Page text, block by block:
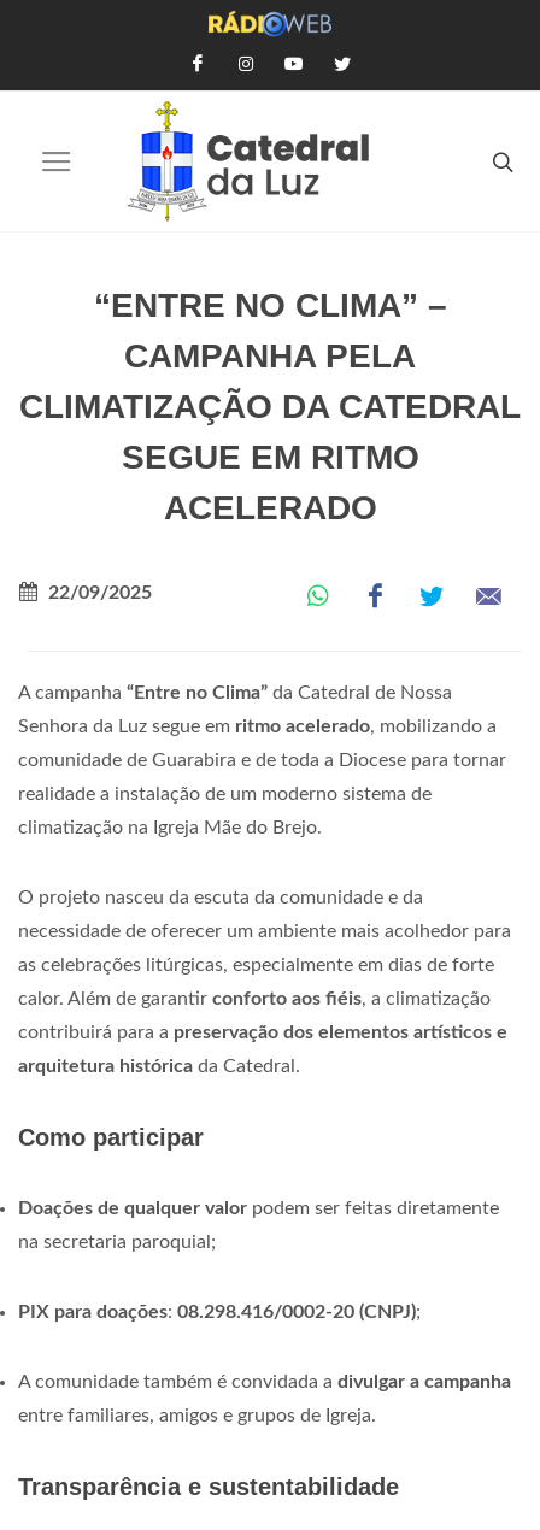
“ENTRE NO CLIMA” –
CAMPANHA PELA
CLIMATIZAÇÃO DA CATEDRAL
SEGUE EM RITMO
ACELERADO
22/09/2025
A campanha “Entre no Clima” da Catedral de Nossa
Senhora da Luz segue em ritmo acelerado, mobilizando a
comunidade de Guarabira e de toda a Diocese para tornar
realidade a instalação de um moderno sistema de
climatização na Igreja Mãe do Brejo.
O projeto nasceu da escuta da comunidade e da
necessidade de oferecer um ambiente mais acolhedor para
as celebrações litúrgicas, especialmente em dias de forte
calor. Além de garantir conforto aos fiéis, a climatização
contribuirá para a preservação dos elementos artísticos e
arquitetura histórica da Catedral.
Como participar
Doações de qualquer valor podem ser feitas diretamente
na secretaria paroquial;
PIX para doações: 08.298.416/0002-20 (CNPJ);
A comunidade também é convidada a divulgar a campanha
entre familiares, amigos e grupos de Igreja.
Transparência e sustentabilidade